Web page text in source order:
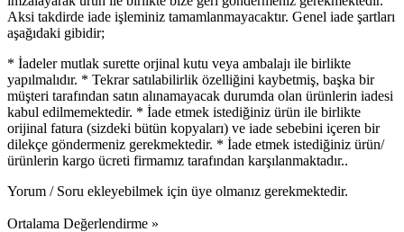
Aksi takdirde iade işleminiz tamamlanmayacaktır. Genel iade şartları
aşağıdaki gibidir;
* İadeler mutlak surette orjinal kutu veya ambalajı ile birlikte
yapılmalıdır. * Tekrar satılabilirlik özelliğini kaybetmiş, başka bir
müşteri tarafından satın alınamayacak durumda olan ürünlerin iadesi
kabul edilmemektedir. * İade etmek istediğiniz ürün ile birlikte
orijinal fatura (sizdeki bütün kopyaları) ve iade sebebini içeren bir
dilekçe göndermeniz gerekmektedir. * İade etmek istediğiniz ürün/
ürünlerin kargo ücreti firmamız tarafından karşılanmaktadır..
Yorum / Soru ekleyebilmek için üye olmanız gerekmektedir.
Ortalama Değerlendirme »